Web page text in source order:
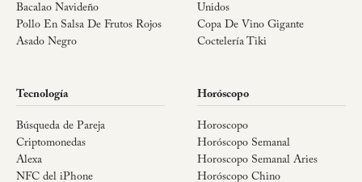
Bacalao Navideño
Pollo En Salsa De Frutos Rojos
Asado Negro
Unidos
Copa De Vino Gigante
Coctelería Tiki
Tecnología
Búsqueda de Pareja
Criptomonedas
Alexa
NFC del iPhone
Horóscopo
Horoscopo
Horóscopo Semanal
Horoscopo Semanal Aries
Horóscopo Chino